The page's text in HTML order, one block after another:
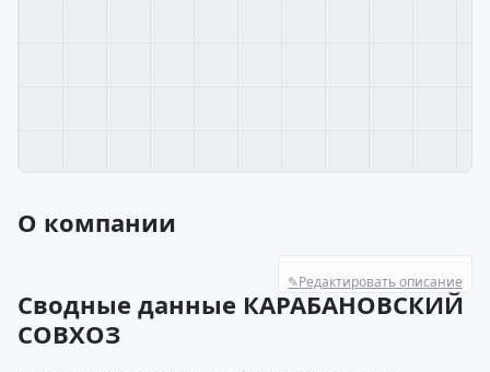
О компании
✎Редактировать описание
Сводные данные КАРАБАНОВСКИЙ
СОВХОЗ